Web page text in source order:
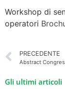
Workshop di
operatori
PRECEDENTE
Gli ultimi articoli